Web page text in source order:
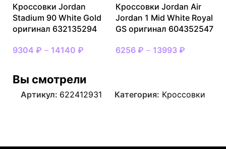
Кроссовки Jordan
Stadium 90 White Gold
оригинал 632135294
9304 ₽ – 14140 ₽
Кроссовки Jordan Air
Jordan 1 Mid White Royal
GS оригинал 604352547
6256 ₽ – 13993 ₽
Вы смотрели
Артикул: 622412931 Категория: Кроссовки